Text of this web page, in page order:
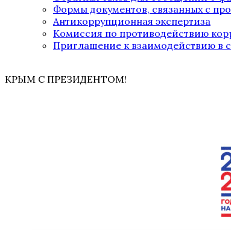
Формы документов, связанных с
Антикоррупционная экспертиза
Комиссия по противодействию
Приглашение к взаимодействию в
КРЫМ С ПРЕЗИДЕНТОМ!